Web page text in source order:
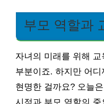
부모 역할과
자녀의 미래를 위해
부분이죠. 하지만 어
현명한 걸까요? 오늘